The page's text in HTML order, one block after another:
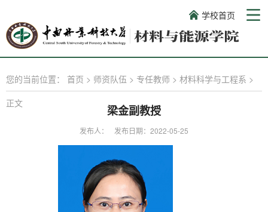
学校首页
您的当前位置： 首页 > 师资队伍 > 专任教师 > 材料科学与工程系 >
正文
梁金副教授
发布人： 发布日期：2022-05-25